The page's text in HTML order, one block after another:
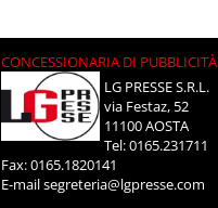
CONCESSIONARIA DI PUBBLICITÀ
LG PRESSE S.R.L.
via Festaz, 52
11100 AOSTA
Tel: 0165.231711
Fax: 0165.1820141
E-mailsegreteria@lgpresse.com